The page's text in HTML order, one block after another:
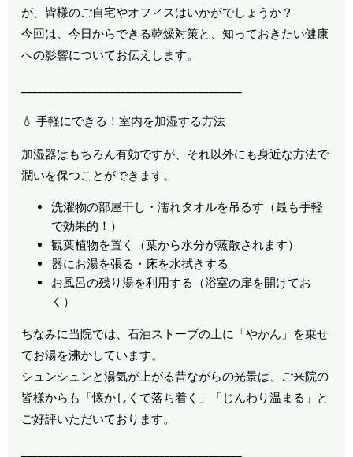
が、皆様のご自宅やオフィスはいかがでしょうか？
今回は、今日からできる乾燥対策と、知っておきたい健康
への影響についてお伝えします。
💧 手軽にできる！室内を加湿する方法
加湿器はもちろん有効ですが、それ以外にも身近な方法で
潤いを保つことができます。
洗濯物の部屋干し・濡れタオルを吊るす（最も手軽
で効果的！）
観葉植物を置く（葉から水分が蒸散されます）
器にお湯を張る・床を水拭きする
お風呂の残り湯を利用する（浴室の扉を開けてお
く）
ちなみに当院では、石油ストーブの上に「やかん」を乗せ
てお湯を沸かしています。
シュンシュンと湯気が上がる昔ながらの光景は、ご来院の
皆様からも「懐かしくて落ち着く」「じんわり温まる」と
ご好評いただいております。